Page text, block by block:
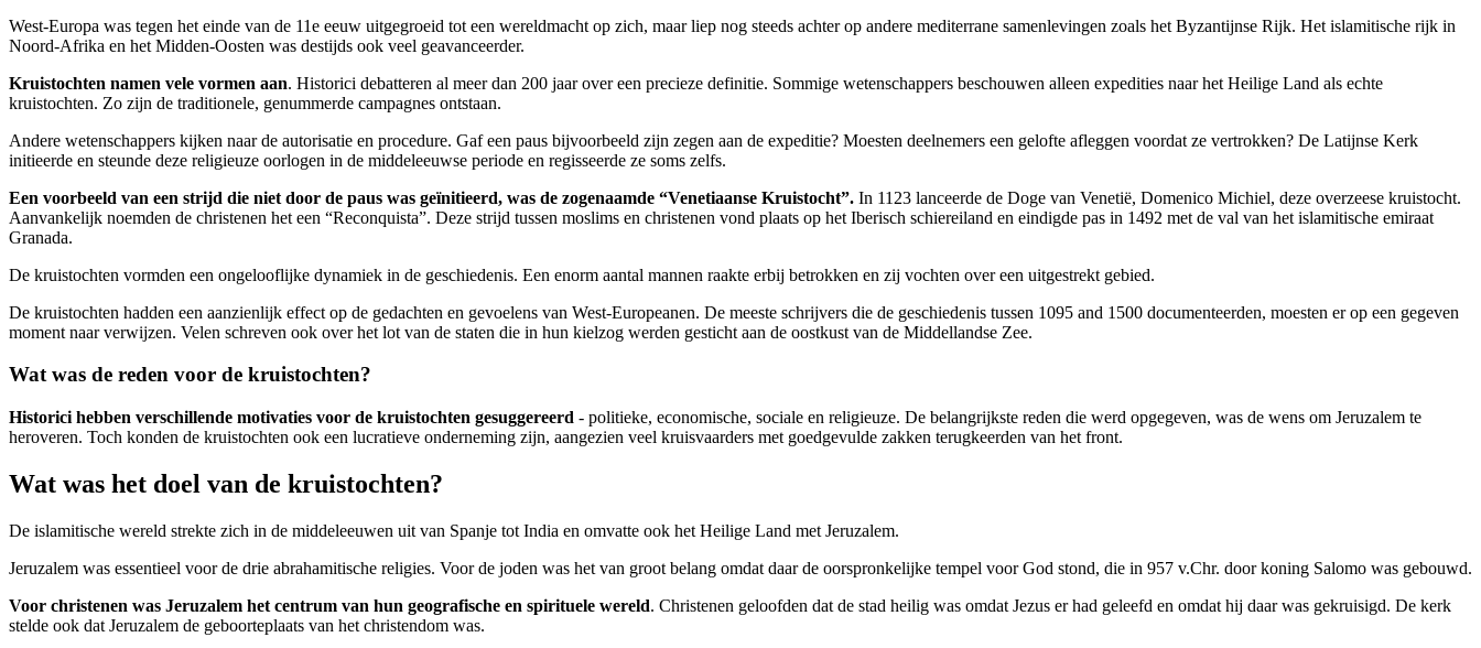
West-Europa was tegen het einde van de 11e eeuw uitgegroeid tot een wereldmacht op zich, maar liep nog steeds achter op andere mediterrane samenlevingen zoals het Byzantijnse Rijk. Het islamitische rijk in
Noord-Afrika en het Midden-Oosten was destijds ook veel geavanceerder.
Kruistochten namen vele vormen aan. Historici debatteren al meer dan 200 jaar over een precieze definitie. Sommige wetenschappers beschouwen alleen expedities naar het Heilige Land als echte
kruistochten. Zo zijn de traditionele, genummerde campagnes ontstaan.
Andere wetenschappers kijken naar de autorisatie en procedure. Gaf een paus bijvoorbeeld zijn zegen aan de expeditie? Moesten deelnemers een gelofte afleggen voordat ze vertrokken? De Latijnse Kerk
initieerde en steunde deze religieuze oorlogen in de middeleeuwse periode en regisseerde ze soms zelfs.
Een voorbeeld van een strijd die niet door de paus was geïnitieerd, was de zogenaamde “Venetiaanse Kruistocht”. In 1123 lanceerde de Doge van Venetië, Domenico Michiel, deze overzeese kruistocht.
Aanvankelijk noemden de christenen het een “Reconquista”. Deze strijd tussen moslims en christenen vond plaats op het Iberisch schiereiland en eindigde pas in 1492 met de val van het islamitische emiraat
Granada.
De kruistochten vormden een ongelooflijke dynamiek in de geschiedenis. Een enorm aantal mannen raakte erbij betrokken en zij vochten over een uitgestrekt gebied.
De kruistochten hadden een aanzienlijk effect op de gedachten en gevoelens van West-Europeanen. De meeste schrijvers die de geschiedenis tussen 1095 and 1500 documenteerden, moesten er op een gegeven
moment naar verwijzen. Velen schreven ook over het lot van de staten die in hun kielzog werden gesticht aan de oostkust van de Middellandse Zee.
Wat was de reden voor de kruistochten?
Historici hebben verschillende motivaties voor de kruistochten gesuggereerd - politieke, economische, sociale en religieuze. De belangrijkste reden die werd opgegeven, was de wens om Jeruzalem te
heroveren. Toch konden de kruistochten ook een lucratieve onderneming zijn, aangezien veel kruisvaarders met goedgevulde zakken terugkeerden van het front.
Wat was het doel van de kruistochten?
De islamitische wereld strekte zich in de middeleeuwen uit van Spanje tot India en omvatte ook het Heilige Land met Jeruzalem.
Jeruzalem was essentieel voor de drie abrahamitische religies. Voor de joden was het van groot belang omdat daar de oorspronkelijke tempel voor God stond, die in 957 v.Chr. door koning Salomo was gebouwd.
Voor christenen was Jeruzalem het centrum van hun geografische en spirituele wereld. Christenen geloofden dat de stad heilig was omdat Jezus er had geleefd en omdat hij daar was gekruisigd. De kerk
stelde ook dat Jeruzalem de geboorteplaats van het christendom was.